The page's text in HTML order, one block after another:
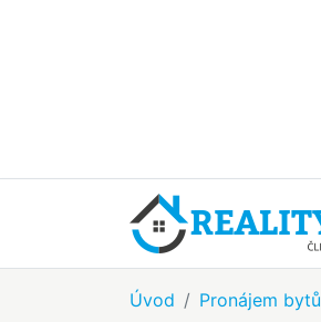
Úvod Pronájem bytů